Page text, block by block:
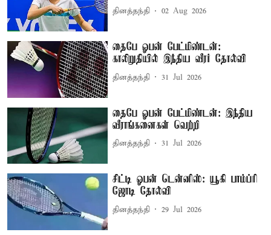
தினத்தந்தி 02 Aug 2026
தைபே ஓபன் பேட்மிண்டன்:
காலிறுதியில் இந்திய வீரர் தோல்வி
தினத்தந்தி 31 Jul 2026
தைபே ஓபன் பேட்மிண்டன்: இந்திய
வீராங்கனைகள் வெற்றி
தினத்தந்தி 31 Jul 2026
சிட்டி ஓபன் டென்னிஸ்: யூகி பாம்ப்ரி
ஜோடி தோல்வி
தினத்தந்தி 29 Jul 2026